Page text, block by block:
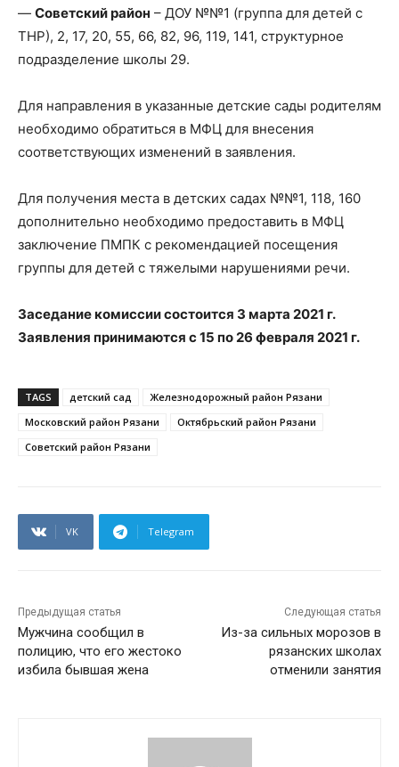
— Советский район – ДОУ №№1 (группа для детей с
ТНР), 2, 17, 20, 55, 66, 82, 96, 119, 141, структурное
подразделение школы 29.
Для направления в указанные детские сады родителям
необходимо обратиться в МФЦ для внесения
соответствующих изменений в заявления.
Для получения места в детских садах №№1, 118, 160
дополнительно необходимо предоставить в МФЦ
заключение ПМПК с рекомендацией посещения
группы для детей с тяжелыми нарушениями речи.
Заседание комиссии состоится 3 марта 2021 г.
Заявления принимаются с 15 по 26 февраля 2021 г.
TAGS детский сад
Железнодорожный район Рязани
Московский район Рязани
Октябрьский район Рязани
Советский район Рязани
VK Telegram
Предыдущая статья
Мужчина сообщил в
полицию, что его жестоко
избила бывшая жена
Следующая статья
Из-за сильных морозов в
рязанских школах
отменили занятия